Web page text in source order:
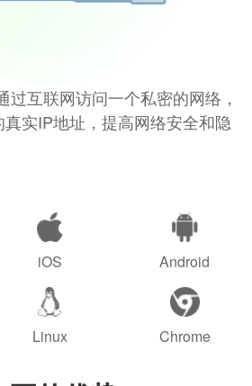
过互联网访问一个私密的网络，
实IP地址，提高网络安全和隐
iOS Android
Linux Chrome